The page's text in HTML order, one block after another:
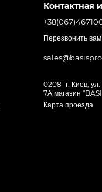
Контактная
Перезвонить
02081 г. Киев,
7А,магазин
Карта проезда